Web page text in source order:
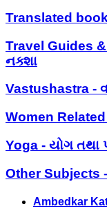
Translated
Travel Guides &
નક્શા
Vastushastra -
Women Related
Yoga - યોગ તથા
Other Subjects -
Ambedkar